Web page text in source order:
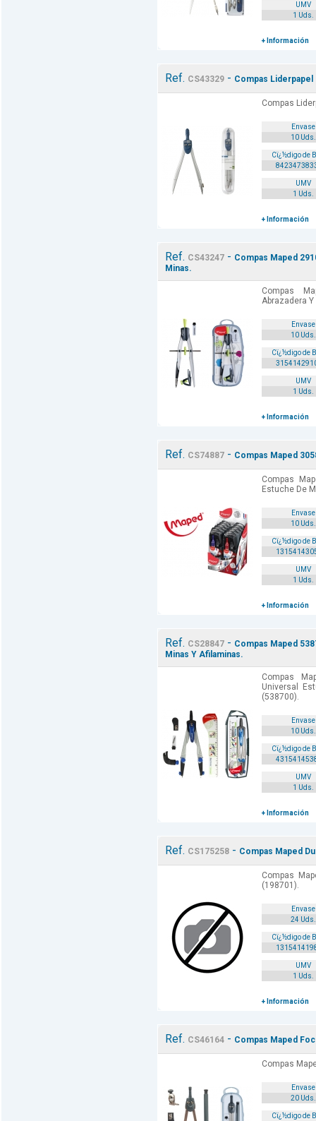
UMV
1 Uds.
+ Información
Ref. CS43329- Compas Liderpapel
Compas
Envase
10 Uds.
Cï¿½digo de
UMV
1 Uds.
+ Información
Ref. CS43247- Compas Maped
Minas.
Compas
Abrazadera
Envase
10 Uds.
Cï¿½digo de
UMV
1 Uds.
+ Información
Ref. CS74887- Compas Maped
Compas
Estuche De
Envase
10 Uds.
Cï¿½digo de
UMV
1 Uds.
+ Información
Ref. CS28847- Compas Maped
Minas Y Afilaminas.
Compas
Universal
(538700).
Envase
10 Uds.
Cï¿½digo de
UMV
1 Uds.
+ Información
Ref. CS175258- Compas Maped
Compas
(198701).
Envase
24 Uds.
Cï¿½digo de
UMV
1 Uds.
+ Información
Ref. CS46164- Compas Maped
Compas
Envase
20 Uds.
Cï¿½digo de